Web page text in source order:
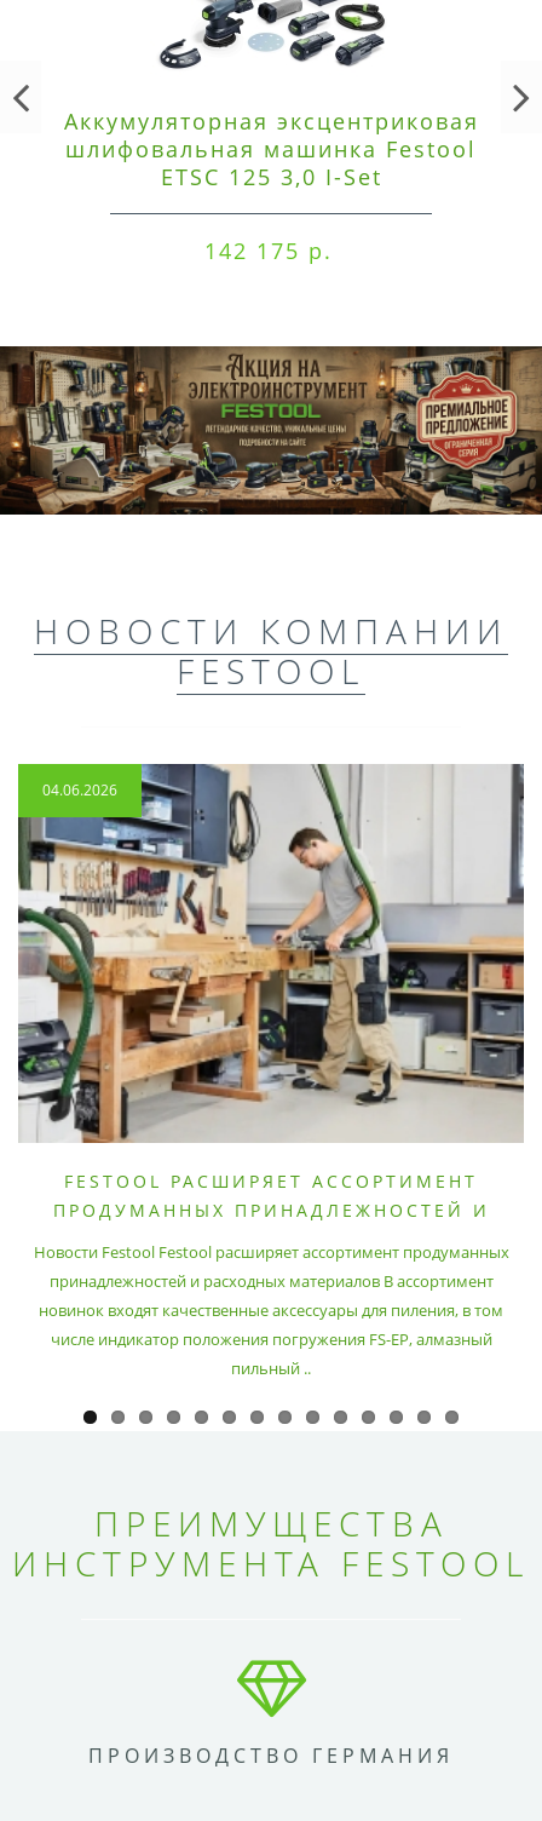
Аккумуляторная эксцентриковая
шлифовальная машинка Festool
ETSC 125 3,0 I-Set
142 175 р.
НОВОСТИ КОМПАНИИ
FESTOOL
04.06.2026
FESTOOL РАСШИРЯЕТ АССОРТИМЕНТ
ПРОДУМАННЫХ ПРИНАДЛЕЖНОСТЕЙ И
Новости Festool Festool расширяет ассортимент продуманных
принадлежностей и расходных материалов В ассортимент
новинок входят качественные аксессуары для пиления, в том
числе индикатор положения погружения FS-EP, алмазный
пильный ..
ПРЕИМУЩЕСТВА
ИНСТРУМЕНТА FESTOOL
ПРОИЗВОДСТВО ГЕРМАНИЯ